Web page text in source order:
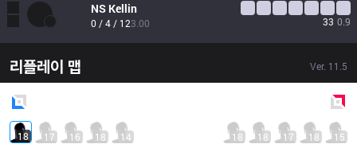
NS Kellin
0 / 4 / 123.00 33 0.9
리플레이 맵 Ver. 11.5
18 17 16 18 14 18 18 17 18 15